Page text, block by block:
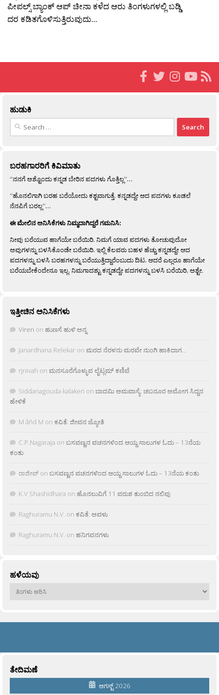
ಪೀಪಲ್ಸ್ ಬ್ಯಾಂಕ್ ಆಪ್ ಚೀನಾ ಕಳೆದ ಆರು ತಿಂಗಳುಗಳಲ್ಲಿ ಬಡ್ಡಿ
ದರ ಕಡಿತಗೊಳಿಸುತ್ತಿರುವುದು...
ಹುಡುಕಿ
Search
ಬರಹಗಾರರಿಗೆ ಕಿವಿಮಾತು
“ನನಗೆ ಅಶ್ಟೊಂದು ಕನ್ನಡ ಬೇರಿನ ಪದಗಳು ಗೊತ್ತಿಲ್ಲ”…
“ಹೊನಲಿಗಾಗಿ ಬರಹ ಬರೆಯೋದು ಕಶ್ಟವಾಗುತ್ತೆ. ಕನ್ನಡದ್ದೇ ಆದ ಪದಗಳು ಕೂಡಲೆ
ನೆನಪಿಗೆ ಬರಲ್ಲ”…
ಈ ಮೇಲಿನ ಅನಿಸಿಕೆಗಳು ನಿಮ್ಮದಾಗಿದ್ದರೆ ಗಮನಿಸಿ:
ನೀವು ಬರೆಯುವ ಹಾಗೆಯೇ ಬರೆಯಿರಿ. ನಿಮಗೆ ಯಾವ ಪದಗಳು ತೋಚುವುದೋ
ಅವುಗಳನ್ನು ಬಳಸಿಕೊಂಡೇ ಬರೆಯಿರಿ. ಇಲ್ಲಿ ಕೆಲವರು ಬಹಳ ಹೆಚ್ಚು ಕನ್ನಡದ್ದೇ ಆದ
ಪದಗಳನ್ನು ಬಳಸಿ ಬರಹಗಳನ್ನು ಬರೆಯುತ್ತಿದ್ದಾರೆಂಬುದು ದಿಟ. ಆದರೆ ಎಲ್ಲರೂ ಹಾಗೆಯೇ
ಬರೆಯಬೇಕೆಂದೇನೂ ಇಲ್ಲ. ನಿಮಗಾದಶ್ಟು ಕನ್ನಡದ್ದೇ ಪದಗಳನ್ನು ಬಳಸಿ ಬರೆಯಿರಿ, ಅಶ್ಟೇ.
ಇತ್ತೀಚಿನ ಅನಿಸಿಕೆಗಳು
Viren on ಹುಣಸೆ ಹುಳಿ ಅನ್ನ
Janardhana Relekar on ಮರದ ನೆರಳನು ಮರವೇ ನುಂಗಿ ಹಾಕಿದಾಗ…
rjnivah on ಮನಸೂರೆಗೊಳ್ಳುವ ಲೈಟ್ಲಮ್ ಕಣಿವೆ
Siddanagouda kalakeri on ಬಾದಮಿ ಅಮವಾಸ್ಯೆ: ಚಬನೂರ ಅಮೋಗ ಸಿದ್ದನ
ಹೇಳಿಕೆ
M âñd M on ಕವಿತೆ: ಜೀವನ ಜ್ಯೋತಿ
C.P.Nagaraja on ಬಸವಣ್ಣನ ವಚನಗಳಿಂದ ಆಯ್ದ ಸಾಲುಗಳ ಓದು – 13ನೆಯ
ಕಂತು
ರಾಜೀವ್ on ಬಸವಣ್ಣನ ವಚನಗಳಿಂದ ಆಯ್ದ ಸಾಲುಗಳ ಓದು – 13ನೆಯ ಕಂತು
K.V Shashidhara on ಹೊನಲುವಿಗೆ 11 ವರುಶ ತುಂಬಿದ ನಲಿವು
Raghuramu N.V. on ಕವಿತೆ: ಅವಳು
Raghuramu N.V. on ಹನಿಗವನಗಳು
ಹಳೆಯವು
ಹಳೆಯವು
ತೇದಿಮಣೆ
ಆಗಸ್ಟ್ 2026